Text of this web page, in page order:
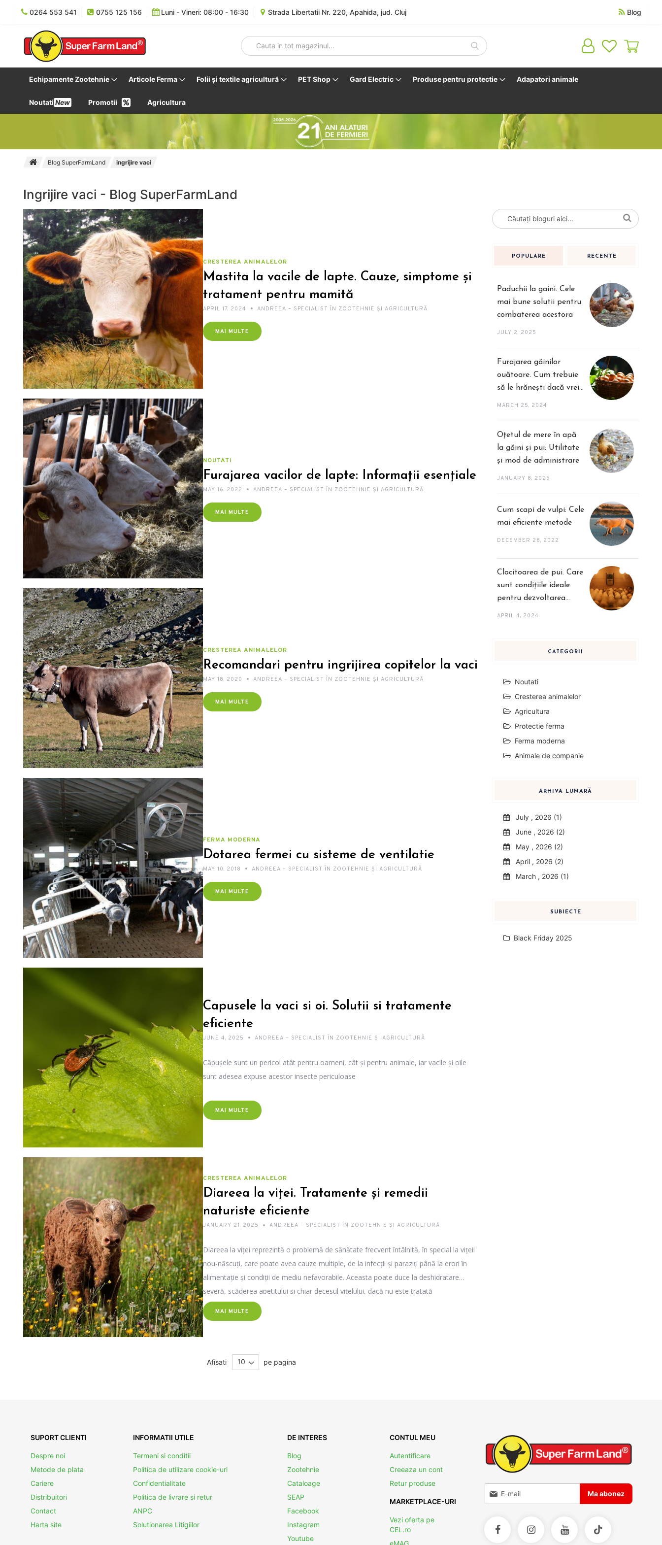
0264 553 541 0755 125 156 Luni - Vineri: 08:00 - 16:30 Strada Libertatii Nr. 220, Apahida, jud. Cluj Blog
Cosul
Echipamente Zootehnie Articole Ferma Folii și textile agricultură PET Shop Gard Electric Produse pentru protectie Adapatori animale
Noutati New Promotii Agricultura
Blog SuperFarmLand ingrijire vaci
Ingrijire vaci - Blog SuperFarmLand
CRESTEREA ANIMALELOR
Mastita la vacile de lapte. Cauze, simptome și
tratament pentru mamită
APRIL 17, 2024 ANDREEA – SPECIALIST ÎN ZOOTEHNIE ȘI AGRICULTURĂ
MAI MULTE
NOUTATI
Furajarea vacilor de lapte: Informații esențiale
MAY 16, 2022 ANDREEA – SPECIALIST ÎN ZOOTEHNIE ȘI AGRICULTURĂ
MAI MULTE
CRESTEREA ANIMALELOR
Recomandari pentru ingrijirea copitelor la vaci
MAY 18, 2020 ANDREEA – SPECIALIST ÎN ZOOTEHNIE ȘI AGRICULTURĂ
MAI MULTE
FERMA MODERNA
Dotarea fermei cu sisteme de ventilatie
MAY 10, 2018 ANDREEA – SPECIALIST ÎN ZOOTEHNIE ȘI AGRICULTURĂ
MAI MULTE
Capusele la vaci si oi. Solutii si tratamente
eficiente
JUNE 4, 2025 ANDREEA – SPECIALIST ÎN ZOOTEHNIE ȘI AGRICULTURĂ
Căpușele sunt un pericol atât pentru oameni, cât și pentru animale, iar vacile și oile
sunt adesea expuse acestor insecte periculoase
MAI MULTE
CRESTEREA ANIMALELOR
Diareea la viței. Tratamente și remedii
naturiste eficiente
JANUARY 21, 2025 ANDREEA – SPECIALIST ÎN ZOOTEHNIE ȘI AGRICULTURĂ
Diareea la viței reprezintă o problemă de sănătate frecvent întâlnită, în special la vițeii
nou-născuți, care poate avea cauze multiple, de la infecții și paraziți până la erori în
alimentație și condiții de mediu nefavorabile. Aceasta poate duce la deshidratare
severă, scăderea apetitului și chiar decesul vițelului, dacă nu este tratată
corespunzător.
MAI MULTE
Afisati pe pagina
POPULARE
Paduchii la gaini. Cele
mai bune solutii pentru
combaterea acestora
JULY 2, 2025
Furajarea găinilor
ouătoare. Cum trebuie
să le hrănești dacă vrei
MARCH 25, 2024
Oțetul de mere în apă
la găini și pui: Utilitate
și mod de administrare
JANUARY 8, 2025
Cum scapi de vulpi: Cele
mai eficiente metode
DECEMBER 28, 2022
Clocitoarea de pui. Care
sunt condițiile ideale
pentru dezvoltarea
APRIL 4, 2024
RECENTE
CATEGORII
Noutati
Cresterea animalelor
Agricultura
Protectie ferma
Ferma moderna
Animale de companie
ARHIVA LUNARĂ
July , 2026 (1)
June , 2026 (2)
May , 2026 (2)
April , 2026 (2)
March , 2026 (1)
SUBIECTE
Black Friday 2025
SUPORT CLIENTI
Despre noi
Metode de plata
Cariere
Distribuitori
Contact
Harta site
INFORMATII UTILE
Termeni si conditii
Politica de utilizare cookie-uri
Confidentialitate
Politica de livrare si retur
ANPC
Solutionarea Litigiilor
DE INTERES
Blog
Zootehnie
Cataloage
SEAP
Facebook
Instagram
Youtube
CONTUL MEU
Autentificare
Creeaza un cont
Retur produse
MARKETPLACE-URI
Vezi oferta pe
CEL.ro
eMAG
Inscrieti-va la Buletinele noastre informative
Ma abonez